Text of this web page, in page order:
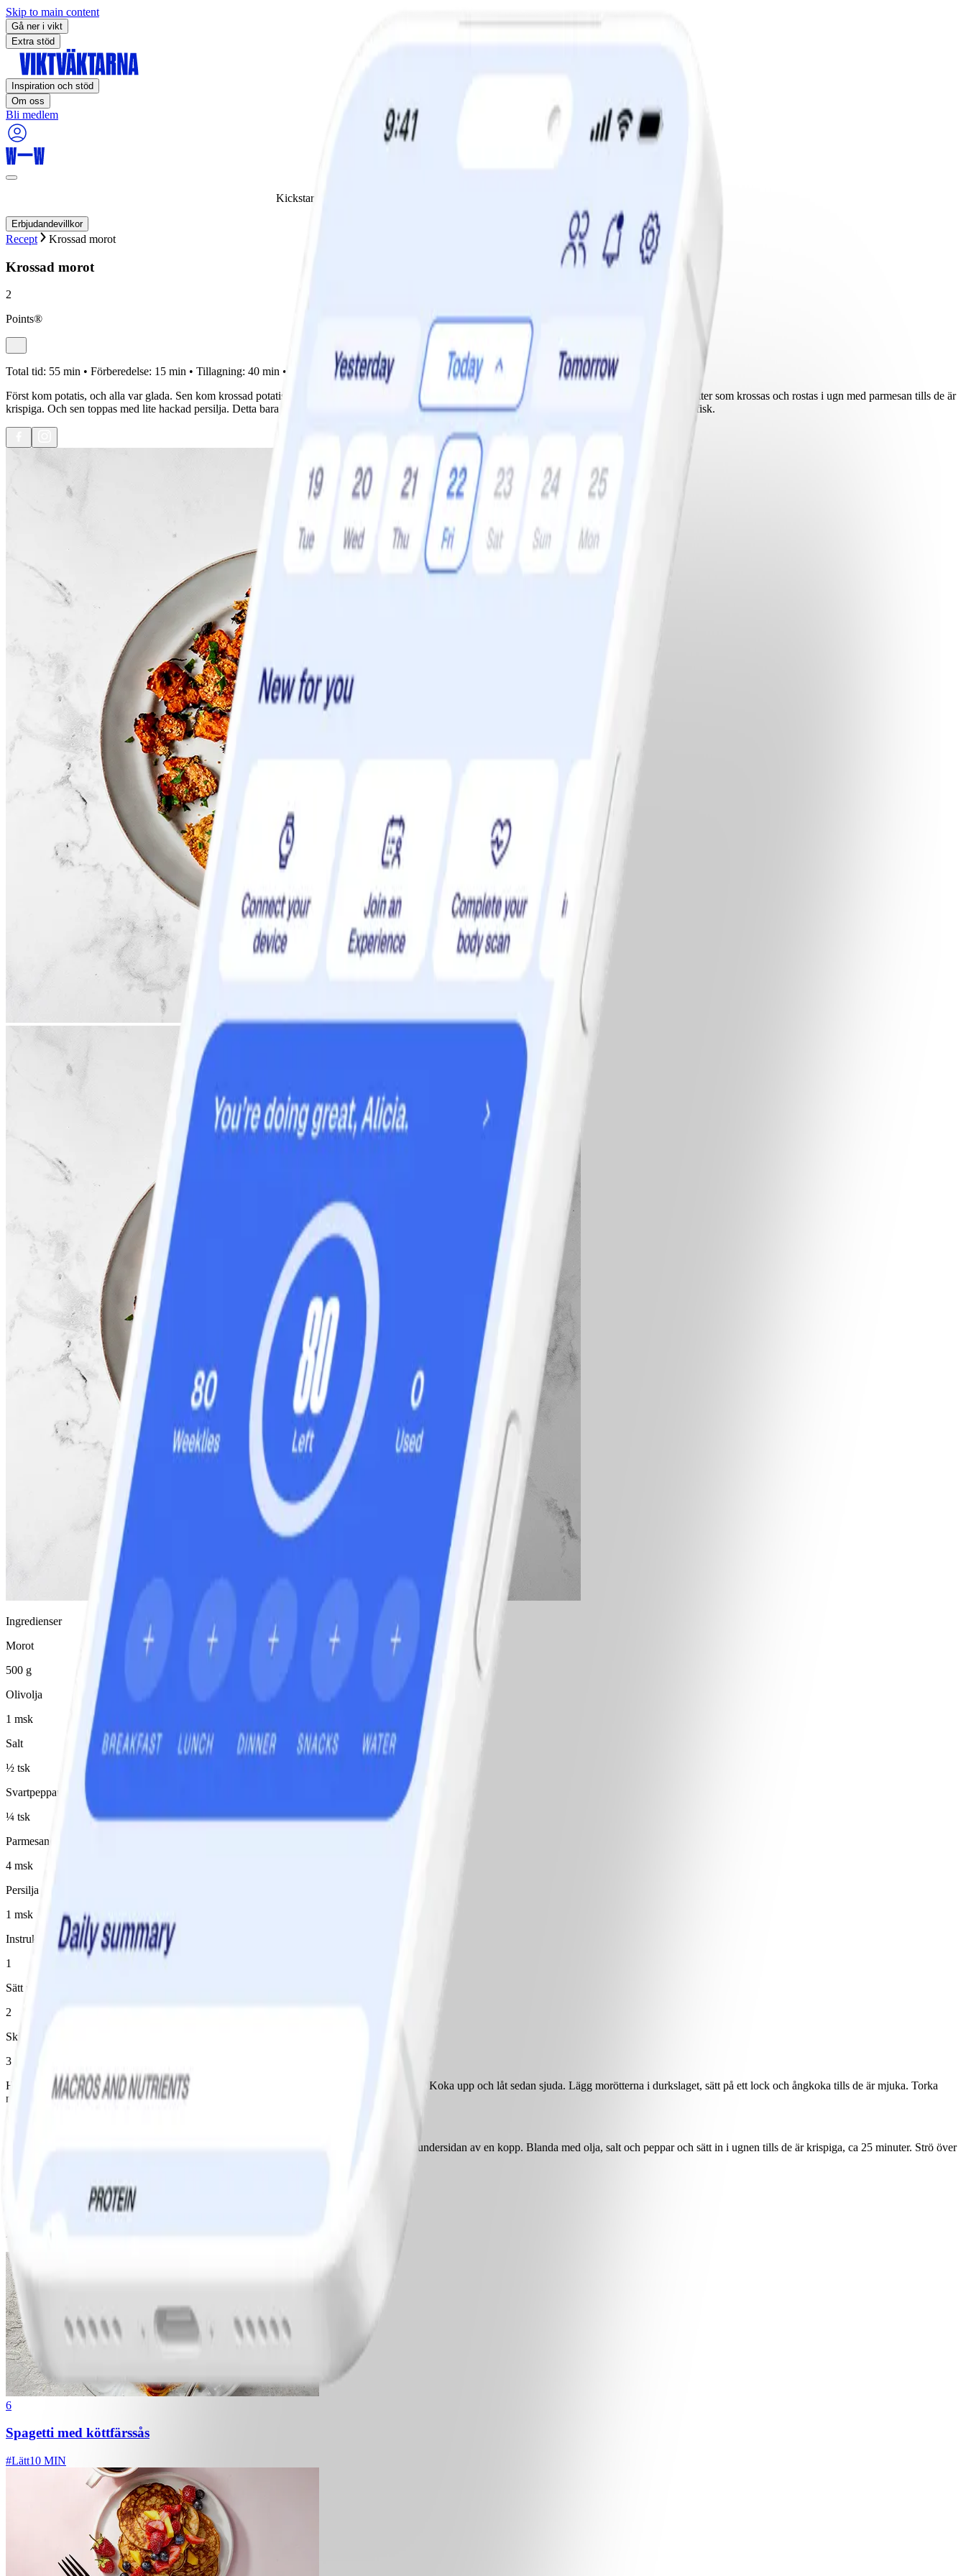
Skip to main content
Gå ner i vikt
Extra stöd
Inspiration och stöd
Om oss
Bli medlem
Kickstarta din viktminskningsresa nu! Spara 50% när du tecknar 12 månaders medlemskap.
Erbjudandevillkor
Recept Krossad morot
Krossad morot
2
Points®
Total tid: 55 min • Förberedelse: 15 min • Tillagning: 40 min • 4 •Svårighetsgrad:Lätt
Först kom potatis, och alla var glada. Sen kom krossad potatis, och alla var ännu gladare. Och nu har vi krossat morot och vi är… lyriska! Söta små morötter som krossas och rostas i ugn med parmesan tills de är
krispiga. Och sen toppas med lite hackad persilja. Detta bara måste du testa. Ät rätt upp och ned som snacks eller ha som ett gott tillbehör till exempelvis fisk.
Ingredienser
Morot
500 g
Olivolja
1 msk
Salt
½ tsk
Svartpeppar
¼ tsk
Parmesanost
4 msk
Persilja
1 msk
Instruktioner
1
Sätt ugnen på 200° varmluft.
2
Skiva morötterna i ca 2 cm-tjocka skivor.
3
Häll vatten i en gryta och placera ett durkslag i grytan (vattnet ska inte nå upp till durkslaget). Koka upp och låt sedan sjuda. Lägg morötterna i durkslaget, sätt på ett lock och ångkoka tills de är mjuka. Torka
morötterna torra med en ren kökshandduk.
Lägg över morötterna på en plåt med bakplåtspapper och krossa dem lätt med handen eller undersidan av en kopp. Blanda med olja, salt och peppar och sätt in i ugnen tills de är krispiga, ca 25 minuter. Strö över
Toppa med hackad persilja.
6
Spagetti med köttfärssås
#Lätt10 MIN